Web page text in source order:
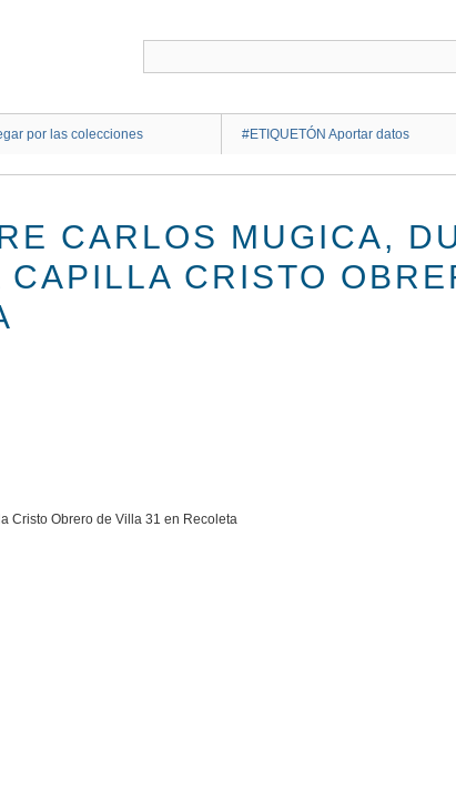
por las colecciones #ETIQUETÓN Aportar datos
CARLOS MUGICA,
CRISTO
Cristo Obrero de Villa 31 en Recoleta